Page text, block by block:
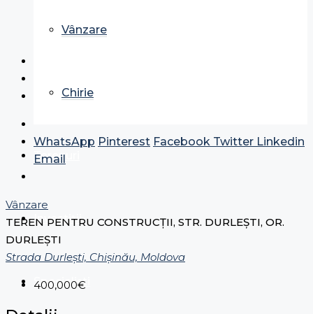
Vânzare
Chirie
Terenuri
Investiții
Specialiști
WhatsApp Pinterest Facebook Twitter Linkedin
Email
Vânzare
TEREN PENTRU CONSTRUCȚII, STR. DURLEȘTI, OR.
DURLEȘTI
Strada Durlești, Chișinău, Moldova
400,000€